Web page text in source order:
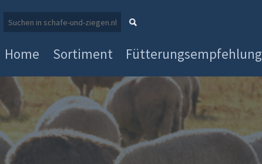
Home Sortiment Fütterungsempfehlung